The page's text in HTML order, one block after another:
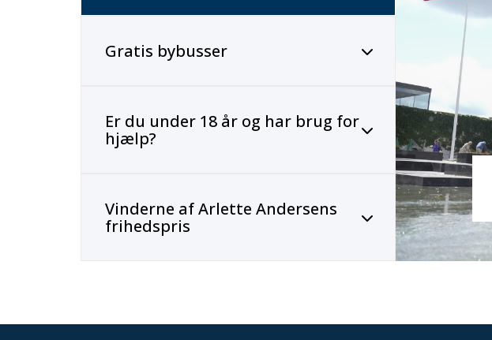
Gratis bybusser
Er du under 18 år og har brug for
hjælp?
Vinderne af Arlette Andersens
frihedspris